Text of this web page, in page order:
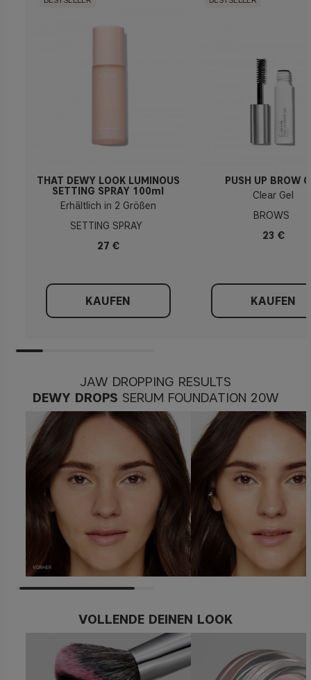
THAT DEWY LOOK LUMINOUS
SETTING SPRAY 100ml
Erhältlich in 2 Größen
SETTING SPRAY
27 €
KAUFEN
PUSH UP BROW
Clear Gel
BROWS
23 €
KAUFEN
JAW DROPPING RESULTS
DEWY DROPS SERUM FOUNDATION 20W
VOLLENDE DEINEN LOOK